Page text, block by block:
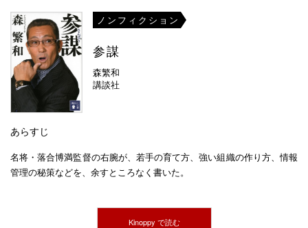
ノンフィクション
参謀
森繁和
講談社
あらすじ
名将・落合博満監督の右腕が、若手の育て方、強い組織の作り方、情報
管理の秘策などを、余すところなく書いた。
Kinoppy で読む